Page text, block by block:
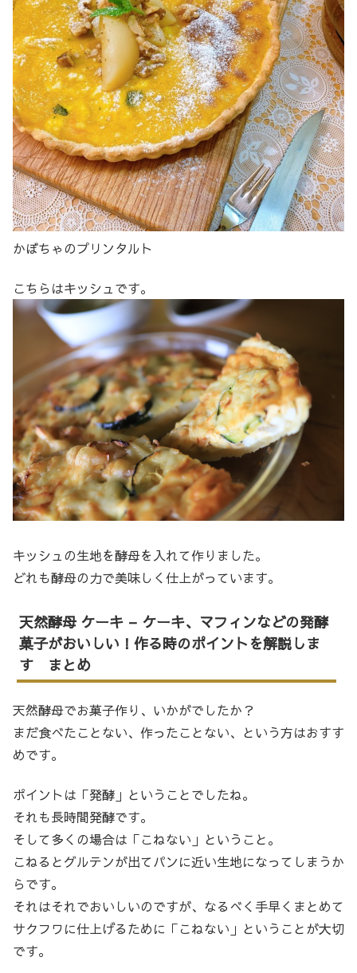
かぼちゃのプリンタルト
こちらはキッシュです。
キッシュの生地を酵母を入れて作りました。
どれも酵母の力で美味しく仕上がっています。
天然酵母 ケーキ – ケーキ、マフィンなどの発酵
菓子がおいしい！作る時のポイントを解説しま
す まとめ
天然酵母でお菓子作り、いかがでしたか？
まだ食べたことない、作ったことない、という方はおすす
めです。
ポイントは「発酵」ということでしたね。
それも長時間発酵です。
そして多くの場合は「こねない」ということ。
こねるとグルテンが出てパンに近い生地になってしまうか
らです。
それはそれでおいしいのですが、なるべく手早くまとめて
サクフワに仕上げるために「こねない」ということが大切
です。